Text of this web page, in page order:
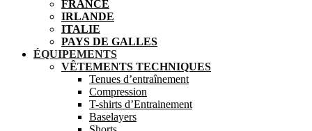
FRANCE
IRLANDE
ITALIE
PAYS DE GALLES
ÉQUIPEMENTS
VÊTEMENTS TECHNIQUES
Tenues d’entraînement
Compression
T-shirts d’Entrainement
Baselayers